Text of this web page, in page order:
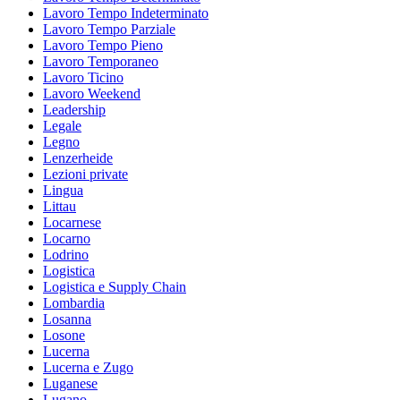
Lavoro Tempo Indeterminato
Lavoro Tempo Parziale
Lavoro Tempo Pieno
Lavoro Temporaneo
Lavoro Ticino
Lavoro Weekend
Leadership
Legale
Legno
Lenzerheide
Lezioni private
Lingua
Littau
Locarnese
Locarno
Lodrino
Logistica
Logistica e Supply Chain
Lombardia
Losanna
Losone
Lucerna
Lucerna e Zugo
Luganese